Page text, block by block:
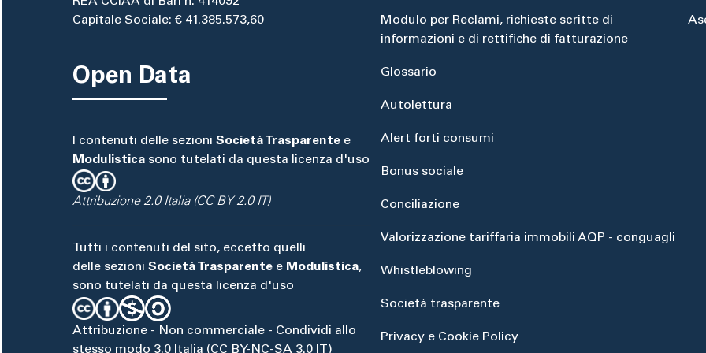
Capitale Sociale: € 41.385.573,60
Open Data
I contenuti delle sezioni Società Trasparente e
Modulistica sono tutelati da questa licenza d'uso
Attribuzione 2.0 Italia (CC BY 2.0 IT)
Tutti i contenuti del sito, eccetto quelli
delle sezioni Società Trasparente e Modulistica,
sono tutelati da questa licenza d'uso
Attribuzione - Non commerciale - Condividi allo
stesso modo 3.0 Italia (CC BY-NC-SA 3.0 IT)
Modulo per Reclami, richieste scritte di
informazioni e di rettifiche di fatturazione
Glossario
Autolettura
Alert forti consumi
Bonus sociale
Conciliazione
Valorizzazione tariffaria immobili AQP - conguagli
Whistleblowing
Società trasparente
Privacy e Cookie Policy